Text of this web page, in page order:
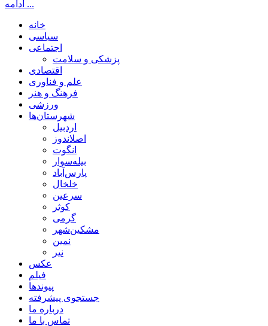
ادامه ...
خانه
سیاسی
اجتماعی
پزشکی و سلامت
اقتصادی
علم و فناوری
فرهنگ و هنر
ورزشی
شهرستان‌ها
اردبیل
اصلاندوز
انگوت
بیله‌سوار
پارس‌آباد
خلخال
سرعین
کوثر
گرمی
مشکین‌شهر
نمین
نیر
عکس
فیلم
پیوندها
جستجوی پیشرفته
درباره ما
تماس با ما